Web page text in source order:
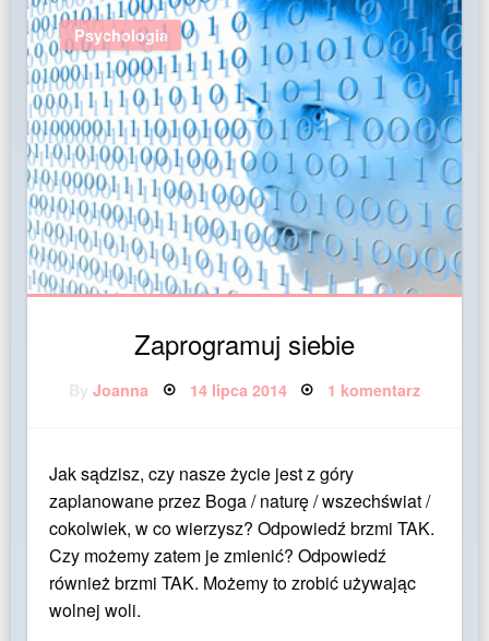
Psychologia
Zaprogramuj siebie
ByJoanna Posted
14 lipca 2014 1 komentarzdo
Jak sądzisz, czy nasze życie jest z góry
zaplanowane przez Boga / naturę / wszechświat /
cokolwiek, w co wierzysz? Odpowiedź brzmi TAK.
Czy możemy zatem je zmienić? Odpowiedź
również brzmi TAK. Możemy to zrobić używając
wolnej woli.